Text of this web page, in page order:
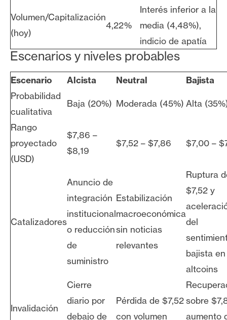
Volumen/Capitalización
(hoy)
4,22%
Interés inferior a la
media (4,48%),
indicio de apatía
Escenarios y niveles probables
Escenario Alcista Neutral
Bajista
Probabilidad
cualitativa
Baja (20%) Moderada (45%) Alta
Rango
proyectado
(USD)
$7,86 –
$8,19
$7,52 – $7,86 $7,00 –
Catalizadores
Anuncio de
integración
institucional
o reducción
de
suministro
Estabilización
macroeconómica
sin noticias
relevantes
Ruptura
$7,52 y
del
bajista en
altcoins
Invalidación
Cierre
diario por
debajo de
Pérdida de $7,52
con volumen
sobre
aumento